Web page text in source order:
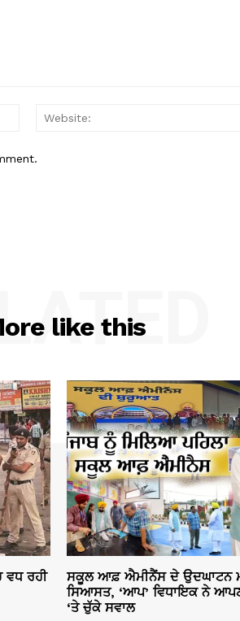
Email:*
like this
ਵਧ ਰਹੀ
ਸਕੂਲ ਆਫ਼ ਐਮੀਨੈਂਸ ਦੇ ਉਦਘਾਟਨ
ਸਿਆਸਤ, ‘ਆਪ’ ਵਿਧਾਇਕ ਨੇ
‘ਤੇ ਚੁੱਕੇ ਸਵਾਲ